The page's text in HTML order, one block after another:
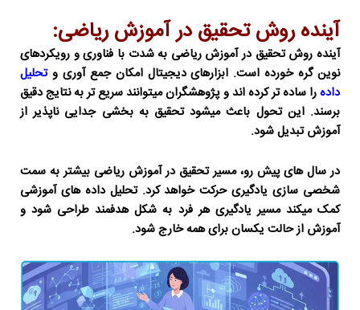
آینده روش تحقیق در آموزش ریاضی:
آینده روش تحقیق در آموزش ریاضی به شدت با فناوری و رویکردهای
نوین گره خورده است. ابزارهای دیجیتال امکان جمع آوری و تحلیل
دادهرا ساده تر کرده اند و پژوهشگران میتوانند سریع تر به نتایج دقیق
برسند. این تحول باعث میشود تحقیق به بخشی جدایی ناپذیر از
آموزش تبدیل شود.
در سال های پیش رو،مسیر تحقیق در آموزش ریاضی بیشتر به سمت
شخصی سازی یادگیری حرکت خواهد کرد. تحلیل داده های آموزشی
کمک میکند مسیر یادگیری هر فرد به شکل هدفمند طراحی شود و
آموزش از حالت یکسان برای همه خارج شود.